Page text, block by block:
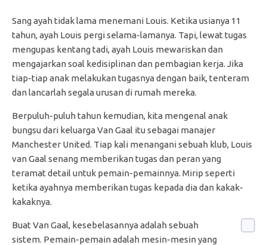
Sang ayah tidak lama menemani Louis. Ketika usianya 11
tahun, ayah Louis pergi selama-lamanya. Tapi, lewat tugas
mengupas kentang tadi, ayah Louis mewariskan dan
mengajarkan soal kedisiplinan dan pembagian kerja. Jika
tiap-tiap anak melakukan tugasnya dengan baik, tenteram
dan lancarlah segala urusan di rumah mereka.
Berpuluh-puluh tahun kemudian, kita mengenal anak
bungsu dari keluarga Van Gaal itu sebagai manajer
Manchester United. Tiap kali menangani sebuah klub, Louis
van Gaal senang memberikan tugas dan peran yang
teramat detail untuk pemain-pemainnya. Mirip seperti
ketika ayahnya memberikan tugas kepada dia dan kakak-
kakaknya.
Buat Van Gaal, kesebelasannya adalah sebuah
sistem. Pemain-pemain adalah mesin-mesin yang